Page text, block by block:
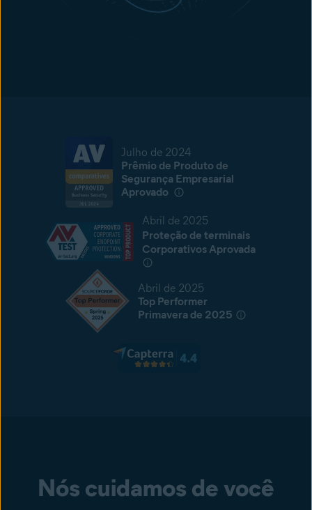
Julho de 2024
Prêmio de Produto de
Segurança Empresarial
Aprovado
Abril de 2025
Proteção de terminais
Corporativos Aprovada
Abril de 2025
Top Performer
Primavera de 2025
Nós cuidamos de você